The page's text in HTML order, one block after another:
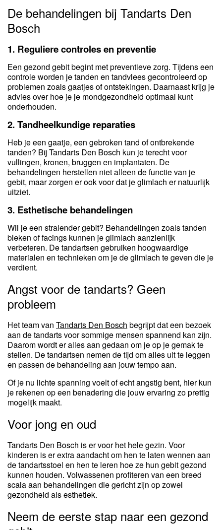
De behandelingen bij Tandarts Den
Bosch
1. Reguliere controles en preventie
Een gezond gebit begint met preventieve zorg. Tijdens een
controle worden je tanden en tandvlees gecontroleerd op
problemen zoals gaatjes of ontstekingen. Daarnaast krijg je
advies over hoe je je mondgezondheid optimaal kunt
onderhouden.
2. Tandheelkundige reparaties
Heb je een gaatje, een gebroken tand of ontbrekende
tanden? Bij Tandarts Den Bosch kun je terecht voor
vullingen, kronen, bruggen en implantaten. De
behandelingen herstellen niet alleen de functie van je
gebit, maar zorgen er ook voor dat je glimlach er natuurlijk
uitziet.
3. Esthetische behandelingen
Wil je een stralender gebit? Behandelingen zoals tanden
bleken of facings kunnen je glimlach aanzienlijk
verbeteren. De tandartsen gebruiken hoogwaardige
materialen en technieken om je de glimlach te geven die je
verdient.
Angst voor de tandarts? Geen
probleem
Het team van Tandarts Den Bosch begrijpt dat een bezoek
aan de tandarts voor sommige mensen spannend kan zijn.
Daarom wordt er alles aan gedaan om je op je gemak te
stellen. De tandartsen nemen de tijd om alles uit te leggen
en passen de behandeling aan jouw tempo aan.
Of je nu lichte spanning voelt of echt angstig bent, hier kun
je rekenen op een benadering die jouw ervaring zo prettig
mogelijk maakt.
Voor jong en oud
Tandarts Den Bosch is er voor het hele gezin. Voor
kinderen is er extra aandacht om hen te laten wennen aan
de tandartsstoel en hen te leren hoe ze hun gebit gezond
kunnen houden. Volwassenen profiteren van een breed
scala aan behandelingen die gericht zijn op zowel
gezondheid als esthetiek.
Neem de eerste stap naar een gezond